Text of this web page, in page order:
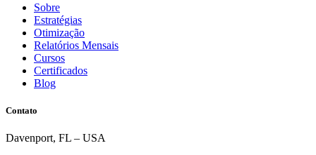
Sobre
Estratégias
Otimização
Relatórios Mensais
Cursos
Certificados
Blog
Contato
Davenport, FL – USA